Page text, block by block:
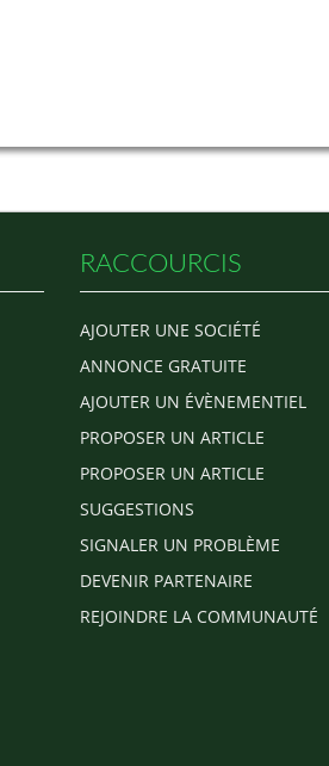
RACCOURCIS
AJOUTER UNE SOCIÉTÉ
ANNONCE GRATUITE
AJOUTER UN ÉVÈNEMENTIEL
PROPOSER UN ARTICLE
PROPOSER UN ARTICLE
SUGGESTIONS
SIGNALER UN PROBLÈME
DEVENIR PARTENAIRE
REJOINDRE LA COMMUNAUTÉ